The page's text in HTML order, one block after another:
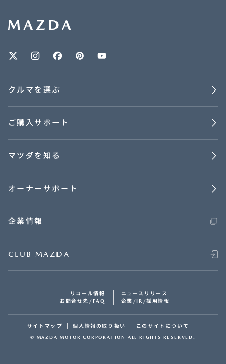
クルマを選ぶ
ご購入サポート
マツダを知る
オーナーサポート
企業情報
CLUB MAZDA
リコール情報
ニュースリリース
お問合せ先/FAQ
企業/IR/採用情報
サイトマップ 個人情報の取り扱い このサイトについて
© MAZDA MOTOR CORPORATION ALL RIGHTS RESERVED.